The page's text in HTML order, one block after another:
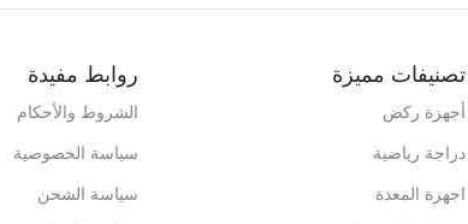
تصنيفات مميزة
أجهزة ركض
دراجة رياضية
اجهزة المعدة
روابط مفيدة
الشروط والأحكام
سياسة الخصوصية
سياسة الشحن